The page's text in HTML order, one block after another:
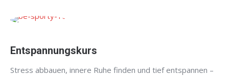
Entspannungskurs
Stress abbauen, innere Ruhe finden und tief entspannen –